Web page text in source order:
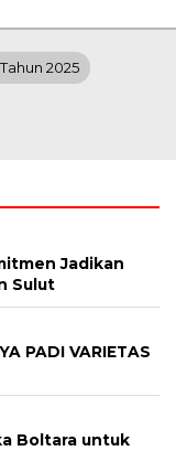
2025
Jadikan
Sulut
PADI VARIETAS
Boltara untuk